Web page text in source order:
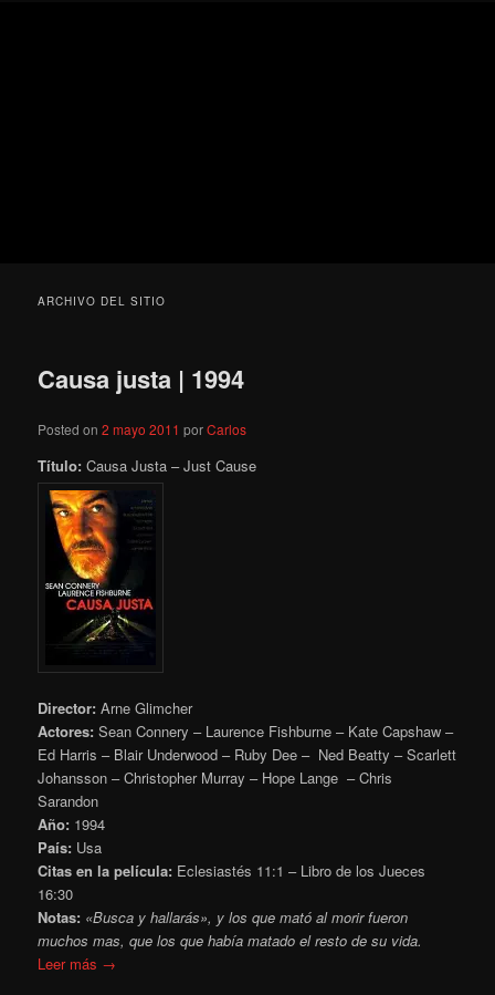
ARCHIVO DEL SITIO
Causa justa | 1994
Posted on2 mayo 2011 porCarlos
Título: Causa Justa – Just Cause
Director: Arne Glimcher
Actores: Sean Connery – Laurence Fishburne – Kate Capshaw –
Ed Harris – Blair Underwood – Ruby Dee – Ned Beatty – Scarlett
Johansson – Christopher Murray – Hope Lange – Chris
Sarandon
Año: 1994
País: Usa
Citas en la película: Eclesiastés 11:1 – Libro de los Jueces
16:30
Notas: «Busca y hallarás», y los que mató al morir fueron
muchos mas, que los que había matado el resto de su vida.
Leer más →